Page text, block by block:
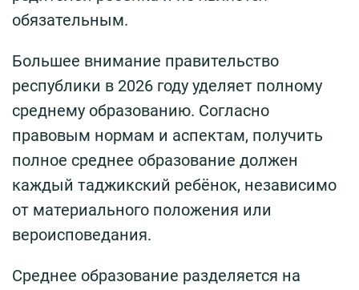
обязательным.
Большее внимание правительство
республики в 2026 году уделяет полному
среднему образованию. Согласно
правовым нормам и аспектам, получить
полное среднее образование должен
каждый таджикский ребёнок, независимо
от материального положения или
вероисповедания.
Среднее образование разделяется на